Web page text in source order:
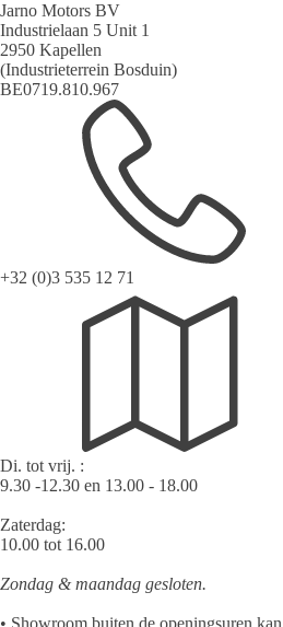
Jarno Motors BV
Industrielaan 5 Unit 1
2950 Kapellen
(Industrieterrein Bosduin)
BE0719.810.967
+32 (0)3 535 12 71
Di. tot vrij. :
9.30 -12.30 en 13.00 - 18.00
Zaterdag:
10.00 tot 16.00
Zondag & maandag gesloten.
• Showroom buiten de openingsuren